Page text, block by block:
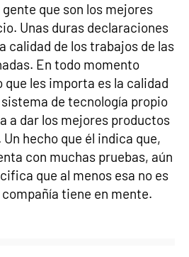
que son los mejores
Unas duras declaraciones
calidad de los trabajos de las
En todo momento
que les importa es la calidad
de tecnología propio
a dar los mejores productos
hecho que él indica que,
con muchas pruebas, aún
que al menos esa no es
tiene en mente.